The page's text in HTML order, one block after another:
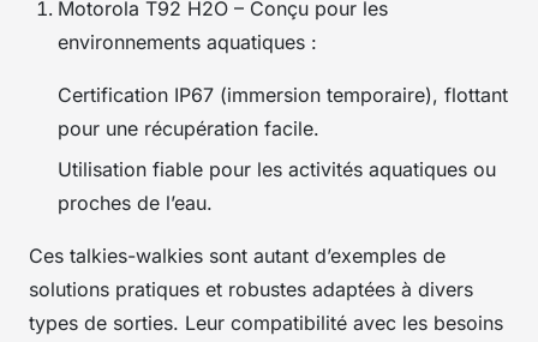
Motorola T92 H2O – Conçu pour les
environnements aquatiques :
Certification IP67 (immersion temporaire), flottant
pour une récupération facile.
Utilisation fiable pour les activités aquatiques ou
proches de l’eau.
Ces talkies-walkies sont autant d’exemples de
solutions pratiques et robustes adaptées à divers
types de sorties. Leur compatibilité avec les besoins